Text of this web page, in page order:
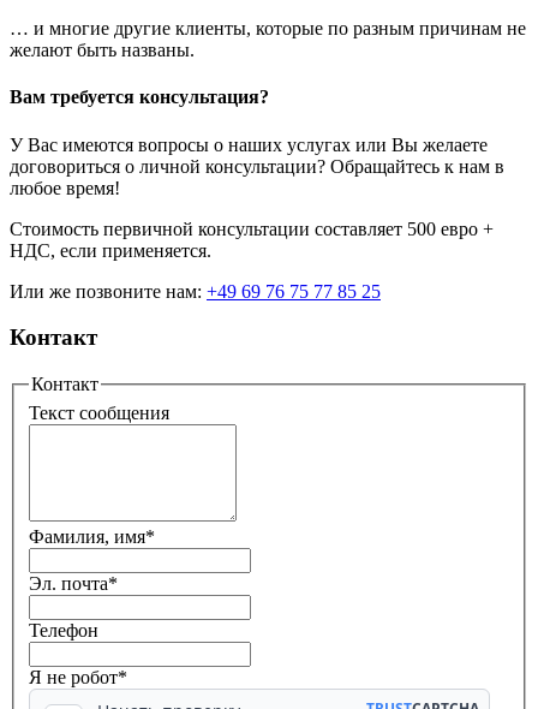
… и многие другие клиенты, которые по разным причинам не
желают быть названы.
Вам требуется консультация?
У Вас имеются вопросы о наших услугах или Вы желаете
договориться о личной консультации? Обращайтесь к нам в
любое время!
Стоимость первичной консультации составляет 500 евро +
НДС, если применяется.
Или же позвоните нам: +49 69 76 75 77 85 25
Контакт
Контакт
Текст сообщения
Фамилия, имя*
Эл. почта*
Телефон
Я не робот*